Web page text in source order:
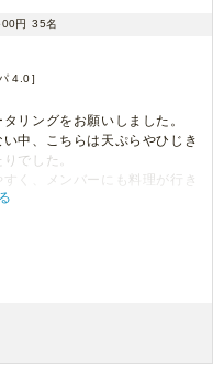
円 35名
4.0
リングをお願いしました。
中、こちらは天ぷらやひじき
でした。
く、メンバーにも料理が行き
したが、味は良かったです。